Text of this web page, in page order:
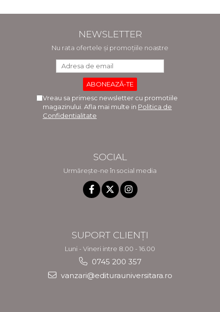
NEWSLETTER
Nu rata ofertele și promoțiile noastre
Vreau sa primesc newsletter cu promotiile
magazinului. Afla mai multe in Politica de
Confidentialitate
SOCIAL
Urmărește-ne în social media
SUPORT CLIENȚI
Luni - Vineri intre 8.00 - 16.00
0745 200 357
vanzari@editurauniversitara.ro